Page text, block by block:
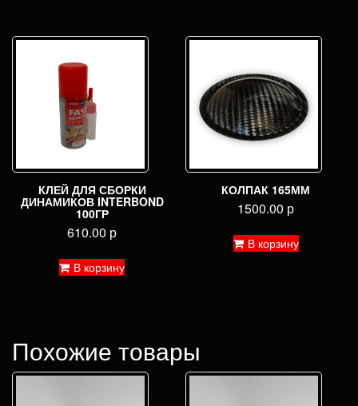
КЛЕЙ ДЛЯ СБОРКИ
ДИНАМИКОВ INTERBOND
100ГР
610.00 р
В корзину
КОЛПАК 165ММ
1500.00 р
В корзину
Похожие товары